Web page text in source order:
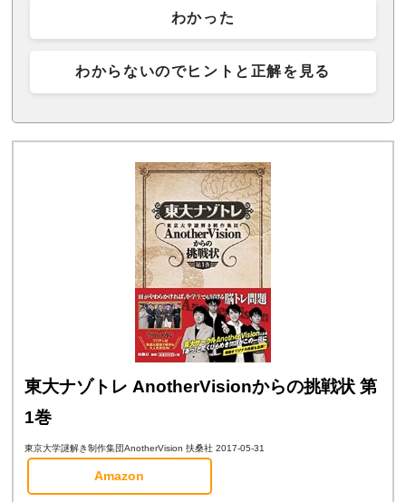
わかった
わからないのでヒントと正解を見る
東大ナゾトレ AnotherVisionからの挑戦状 第
1巻
東京大学謎解き制作集団AnotherVision 扶桑社 2017-05-31
Amazon